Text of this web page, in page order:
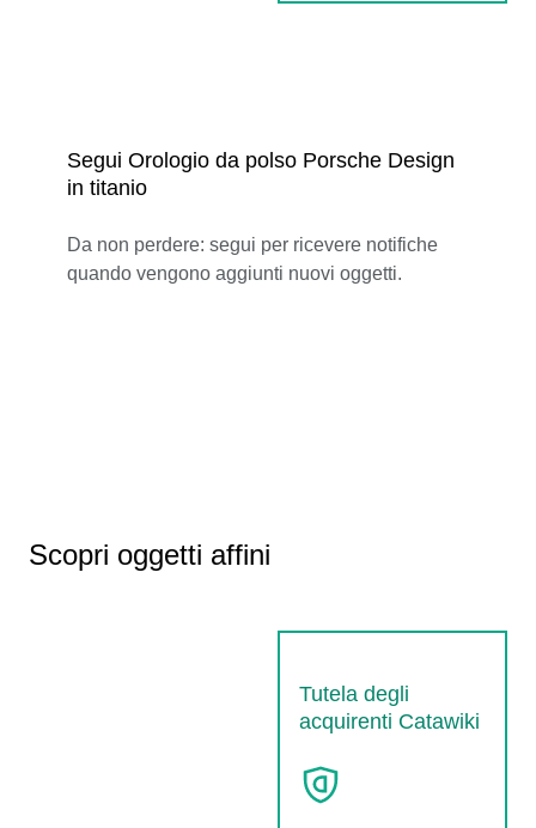
Segui Orologio da polso Porsche Design
in titanio
Da non perdere: segui per ricevere notifiche
quando vengono aggiunti nuovi oggetti.
Scopri oggetti affini
Tutela degli
acquirenti Catawiki